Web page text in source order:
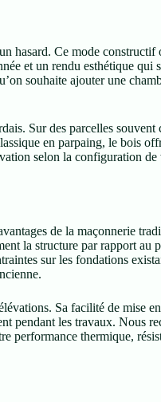
hasard. Ce mode constructif
et un rendu esthétique qui
souhaite ajouter une
Sur des parcelles souvent
en parpaing, le bois
selon la configuration
de la maçonnerie
la structure par rapport au
sur les fondations
Sa facilité de mise
pendant les travaux. Nous
performance thermique,